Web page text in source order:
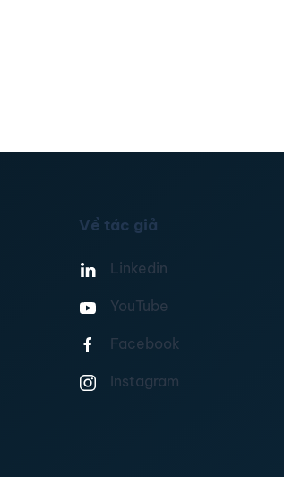
Về tác giả
Linkedin
YouTube
Facebook
Instagram